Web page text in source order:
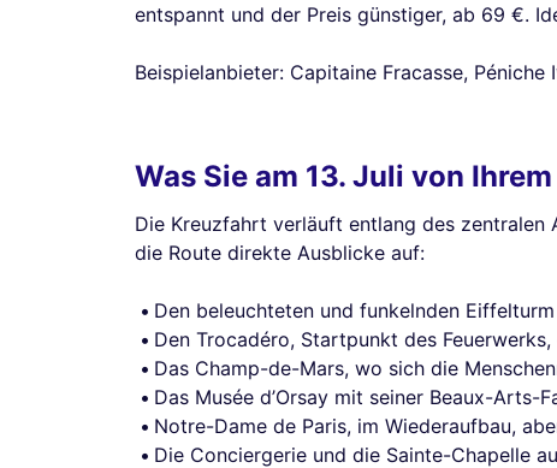
entspannt und der Preis günstiger, ab 69 €.
Beispielanbieter: Capitaine Fracasse, Péniche
Was Sie am 13. Juli von
Die Kreuzfahrt verläuft entlang des zentralen
die Route direkte Ausblicke auf:
Den beleuchteten und funkelnden
Den Trocadéro, Startpunkt des
Das Champ-de-Mars, wo sich die
Das Musée d’Orsay mit seiner Beaux-Arts-
Notre-Dame de Paris, im Wiederaufbau,
Die Conciergerie und die Sainte-Chapelle